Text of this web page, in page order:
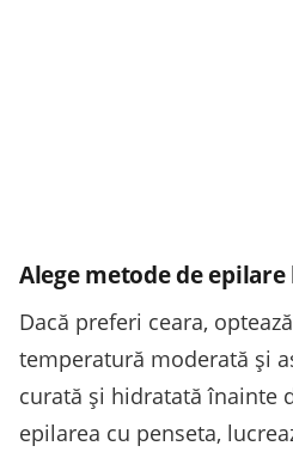
Alege metode de epilare
Dacă preferi ceara,
temperatură moderată și
curată și hidratată înainte
epilarea cu penseta,